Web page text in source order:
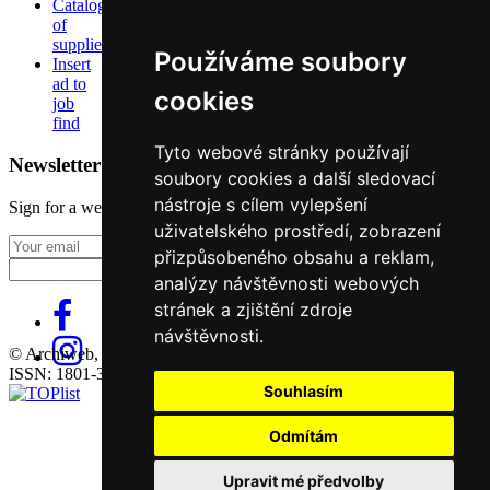
Používáme soubory
cookies
Tyto webové stránky používají
soubory cookies a další sledovací
nástroje s cílem vylepšení
uživatelského prostředí, zobrazení
přizpůsobeného obsahu a reklam,
analýzy návštěvnosti webových
stránek a zjištění zdroje
návštěvnosti.
Souhlasím
Odmítám
Upravit mé předvolby
Catalog
of
suppliers
Insert
ad to
job
find
Newsletter
Sign for a weekly newsletter:
Fill in „nospam“
© Archiweb, s.r.o. 1997-2026
ISSN: 1801-3902